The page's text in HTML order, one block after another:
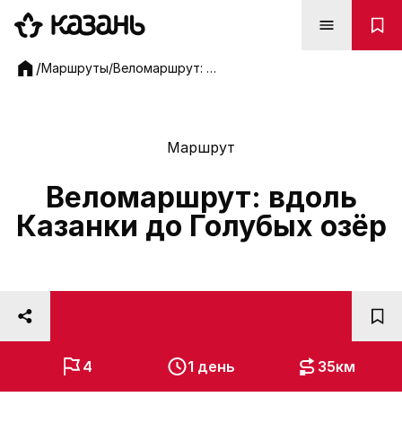
Веломаршрут: вдоль Казанки до Голубых озёр -
/Маршруты/ Веломаршрут: вдоль Казанки до Голубых озёр
Маршрут
Веломаршрут: вдоль
Казанки до Голубых озёр
Фото: Дирекция парков и скверов г.Казани
4 1 день 35км